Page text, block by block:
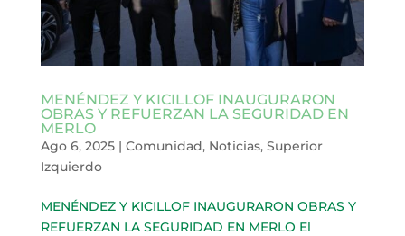
MENÉNDEZ Y KICILLOF INAUGURARON
OBRAS Y REFUERZAN LA SEGURIDAD EN
MERLO
Ago 6, 2025| Comunidad, Noticias, Superior
Izquierdo
MENÉNDEZ Y KICILLOF INAUGURARON OBRAS Y
REFUERZAN LA SEGURIDAD EN MERLO El